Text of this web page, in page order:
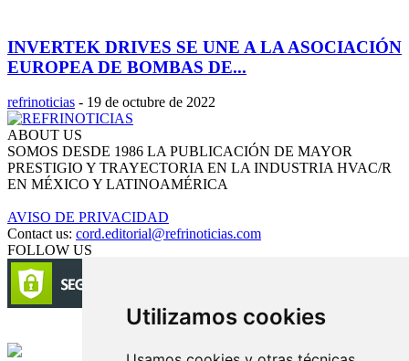
Utilizamos cookies
INVERTEK DRIVES SE UNE A LA ASOCIACIÓN
EUROPEA DE BOMBAS DE...
refrinoticias - 19 de octubre de 2022
ABOUT US
SOMOS DESDE 1986 LA PUBLICACIÓN DE MAYOR
PRESTIGIO Y TRAYECTORIA EN LA INDUSTRIA HVAC/R
EN MÉXICO Y LATINOAMÉRICA
AVISO DE PRIVACIDAD
Contact us: cord.editorial@refrinoticias.com
FOLLOW US